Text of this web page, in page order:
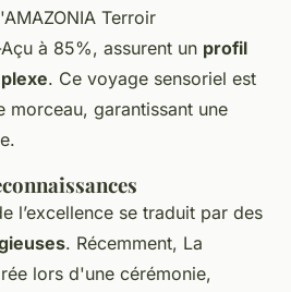
Terroir
à 85%, assurent un profil
. Ce voyage sensoriel est
morceau, garantissant une
l’excellence se traduit par des
. Récemment, La
lors d'une cérémonie,